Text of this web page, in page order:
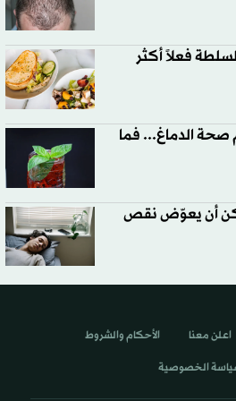
فعلاً أكثر
الدماغ... فما
أن يعوّض نقص
اعلن معنا الأحكام والشروط
الخصوصية